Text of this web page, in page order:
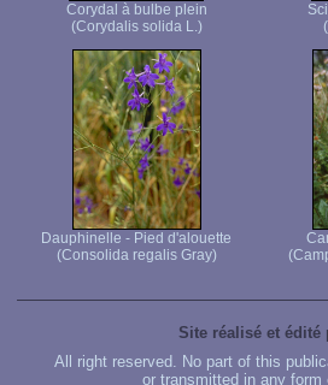
Corydal à bulbe plein
(Corydalis solida L.)
Dauphinelle - Pied d'alouette
(Consolida regalis Gray)
Site réalisé et édité
All right reserved. No part of this
or transmitted in any